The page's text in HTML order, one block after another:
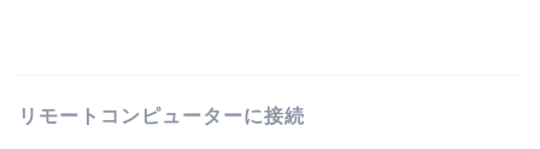
リモートコンピューターに接続